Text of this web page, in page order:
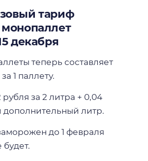
тариф
декабря
теперь составляет
1 паллету.
за 2 литра + 0,04
дополнительный литр.
до 1 февраля